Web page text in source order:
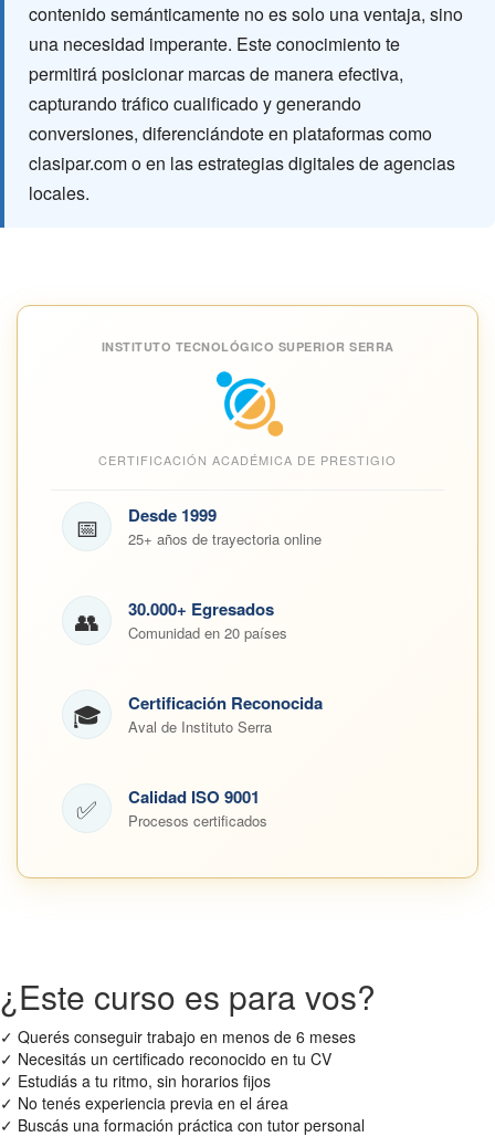
contenido semánticamente no es solo una ventaja, sino
una necesidad imperante. Este conocimiento te
permitirá posicionar marcas de manera efectiva,
capturando tráfico cualificado y generando
conversiones, diferenciándote en plataformas como
clasipar.com o en las estrategias digitales de agencias
locales.
INSTITUTO TECNOLÓGICO SUPERIOR SERRA
CERTIFICACIÓN ACADÉMICA DE PRESTIGIO
📅 Desde 1999
25+ años de trayectoria online
👥 30.000+ Egresados
Comunidad en 20 países
🎓 Certificación Reconocida
Aval de Instituto Serra
✅ Calidad ISO 9001
Procesos certificados
¿Este curso es para vos?
✓ Querés conseguir trabajo en menos de 6 meses
✓ Necesitás un certificado reconocido en tu CV
✓ Estudiás a tu ritmo, sin horarios fijos
✓ No tenés experiencia previa en el área
✓ Buscás una formación práctica con tutor personal